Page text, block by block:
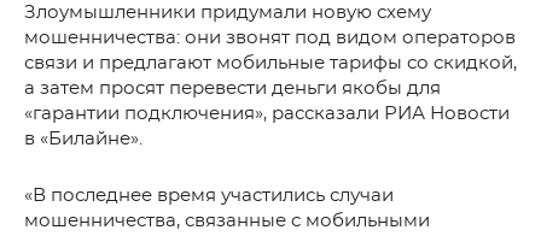
Злоумышленники придумали новую схему
мошенничества: они звонят под видом операторов
связи и предлагают мобильные тарифы со скидкой,
а затем просят перевести деньги якобы для
«гарантии подключения», рассказали РИА Новости
в «Билайне».
«В последнее время участились случаи
мошенничества, связанные с мобильными